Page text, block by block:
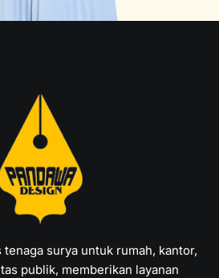
surya untuk rumah, kantor,
publik, memberikan layanan